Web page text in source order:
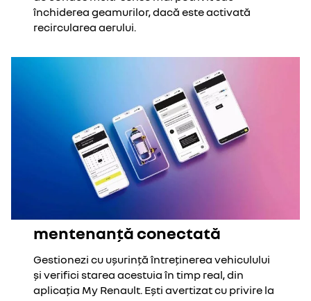
închiderea geamurilor, dacă este activată
recircularea aerului.
mentenanță conectată
Gestionezi cu ușurință întreținerea vehiculului
și verifici starea acestuia în timp real, din
aplicația My Renault. Ești avertizat cu privire la